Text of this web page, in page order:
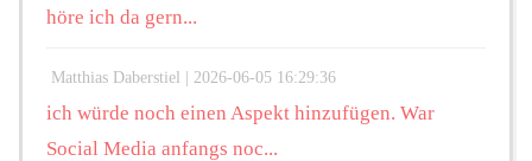
höre ich da gern...
Matthias Daberstiel | 2026-06-05 16:29:36
ich würde noch einen Aspekt hinzufügen. War
Social Media anfangs noc...